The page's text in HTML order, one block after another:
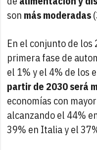
son más moderadas
En el conjunto de los
primera fase de
el 1% y el 4% de los
partir de 2030 será
economías con
alcanzando el 44%
39% en Italia y el